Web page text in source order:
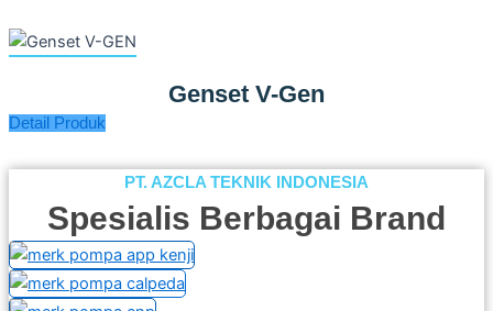
Genset V-Gen
Detail Produk
PT. AZCLA TEKNIK INDONESIA
Spesialis Berbagai Brand